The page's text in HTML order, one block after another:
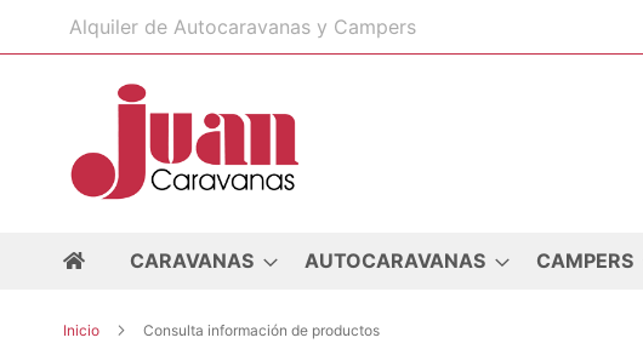
Ir
al
Alquiler de Autocaravanas y Campers
CARAVANAS AUTOCARAVANAS CAMPERS
Inicio Consulta información de productos